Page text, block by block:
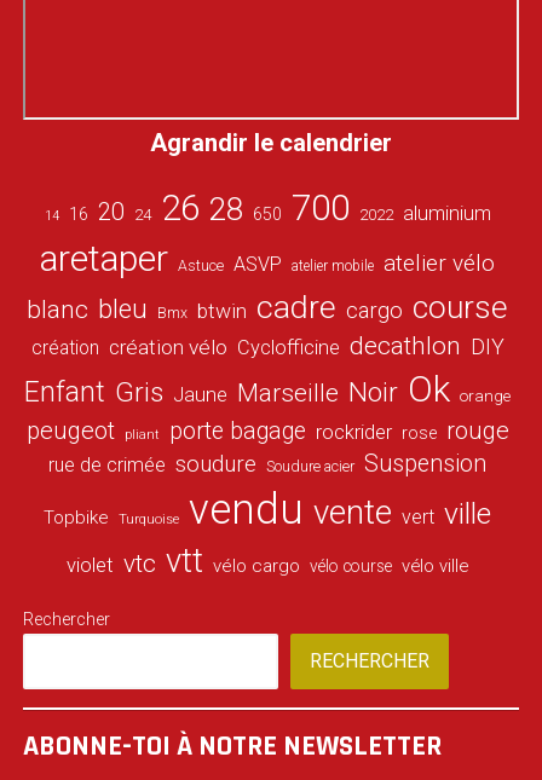
Agrandir le calendrier
14 16 20 24 26 28 650 700 2022 aluminium
aretaper Astuce ASVP atelier mobile atelier vélo
blanc bleu Bmx btwin cadre cargo course
création création vélo Cyclofficine decathlon DIY
Enfant Gris Jaune Marseille Noir Ok orange
peugeot pliant porte bagage rockrider rose rouge
rue de crimée soudure Soudure acier Suspension
Topbike Turquoise vendu vente vert ville
violet vtc vtt vélo cargo vélo course vélo ville
Rechercher
RECHERCHER
ABONNE-TOI À NOTRE NEWSLETTER